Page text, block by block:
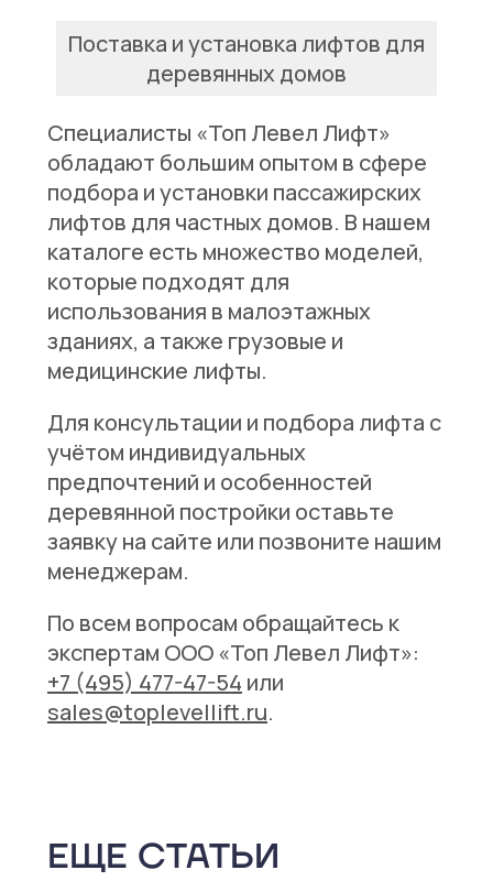
Поставка и установка лифтов для
деревянных домов
Специалисты «Топ Левел Лифт»
обладают большим опытом в сфере
подбора и установки пассажирских
лифтов для частных домов. В нашем
каталоге есть множество моделей,
которые подходят для
использования в малоэтажных
зданиях, а также грузовые и
медицинские лифты.
Для консультации и подбора лифта с
учётом индивидуальных
предпочтений и особенностей
деревянной постройки оставьте
заявку на сайте или позвоните нашим
менеджерам.
По всем вопросам обращайтесь к
экспертам ООО «Топ Левел Лифт»:
+7 (495) 477-47-54 или
sales@toplevellift.ru.
ЕЩЕ СТАТЬИ